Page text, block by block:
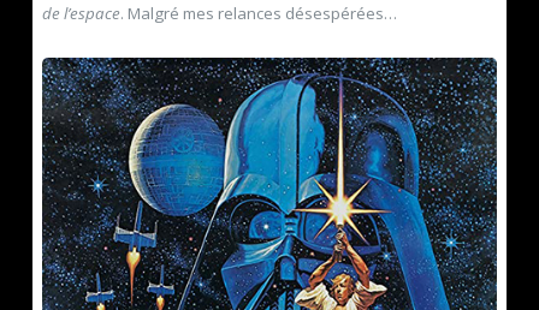
de l’espace. Malgré mes relances désespérées…